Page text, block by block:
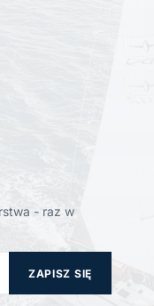
- raz w
ZAPISZ SIĘ